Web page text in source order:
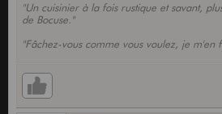
"Un cuisinier à la fois rustique et savant,
de Bocuse."
"Fâchez-vous comme vous voulez, je m'en